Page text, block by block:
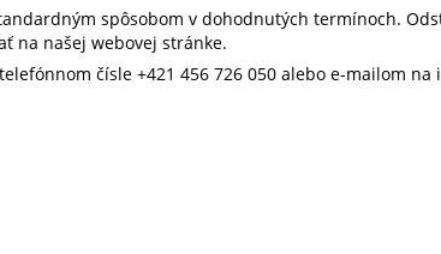
ide o kvalitné
sa s nimi dobre.
Všetko OK.
ako má (súhlas s
spôsobom v dohodnutých termínoch.
na našej webovej stránke.
čísle +421 456 726 050 alebo e-mailom na